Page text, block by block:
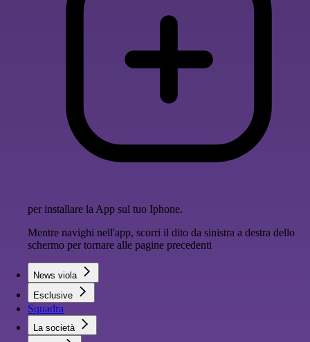
per installare la App sul tuo Iphone.
Mentre navighi nell'app, scorri il dito da sinistra a destra dello
schermo per tornare alle pagine precedenti
News viola
Esclusive
Squadra
La società